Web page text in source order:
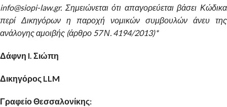
info@siopi-law.gr. Σημειώνεται ότι απαγορεύεται βάσει Κώδικα
περί Δικηγόρων η παροχή νομικών συμβουλών άνευ της
ανάλογης αμοιβής (άρθρο 57 Ν. 4194/2013)*
Δάφνη I. Σιώπη
Δικηγόρος LLM
Γραφείο Θεσσαλονίκης: